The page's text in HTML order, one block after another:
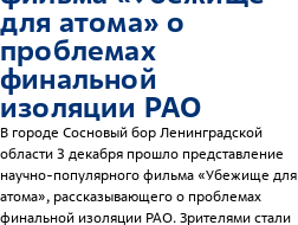
для атома» о
проблемах
финальной
изоляции РАО
В городе Сосновый бор Ленинградской
области 3 декабря прошло представление
научно-популярного фильма «Убежище для
атома», рассказывающего о проблемах
финальной изоляции РАО. Зрителями стали